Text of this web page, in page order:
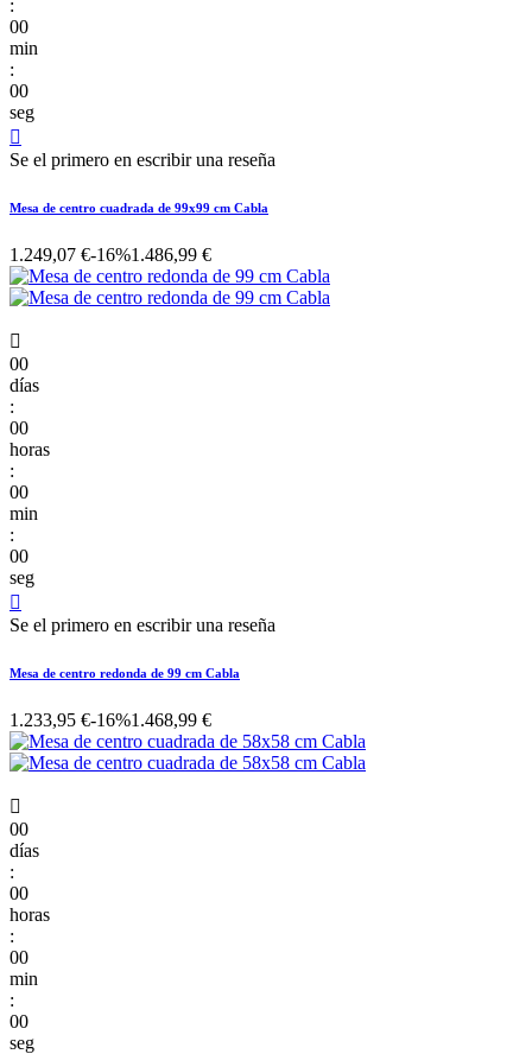
:
00
min
:
00
seg

Se el primero en escribir una reseña
Mesa de centro cuadrada de 99x99 cm Cabla
1.249,07 €-16%1.486,99 €

00
días
:
00
horas
:
00
min
:
00
seg

Se el primero en escribir una reseña
Mesa de centro redonda de 99 cm Cabla
1.233,95 €-16%1.468,99 €

00
días
:
00
horas
:
00
min
:
00
seg